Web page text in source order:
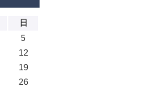
日
5
12
19
26